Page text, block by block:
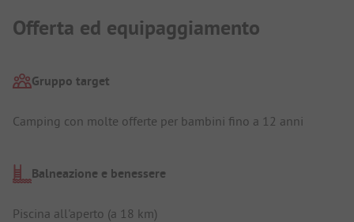
Offerta ed equipaggiamento
Gruppo target
Camping con molte offerte per bambini fino a 12 anni
Balneazione e benessere
Piscina all'aperto (a 18 km)